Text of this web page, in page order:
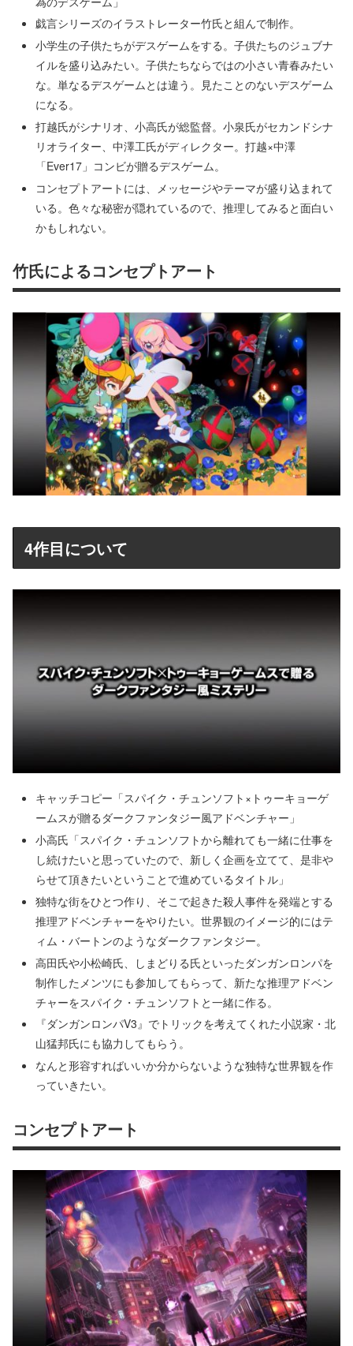
戯言シリーズのイラストレーター竹氏と組んで制作。
小学生の子供たちがデスゲームをする。子供たちのジュブナ
イルを盛り込みたい。子供たちならではの小さい青春みたい
な。単なるデスゲームとは違う。見たことのないデスゲーム
になる。
打越氏がシナリオ、小高氏が総監督。小泉氏がセカンドシナ
リオライター、中澤工氏がディレクター。打越×中澤
「Ever17」コンビが贈るデスゲーム。
コンセプトアートには、メッセージやテーマが盛り込まれて
いる。色々な秘密が隠れているので、推理してみると面白い
かもしれない。
竹氏によるコンセプトアート
4作目について
キャッチコピー「スパイク・チュンソフト×トゥーキョーゲ
ームスが贈るダークファンタジー風アドベンチャー」
小高氏「スパイク・チュンソフトから離れても一緒に仕事を
し続けたいと思っていたので、新しく企画を立てて、是非や
らせて頂きたいということで進めているタイトル」
独特な街をひとつ作り、そこで起きた殺人事件を発端とする
推理アドベンチャーをやりたい。世界観のイメージ的にはテ
ィム・バートンのようなダークファンタジー。
高田氏や小松崎氏、しまどりる氏といったダンガンロンパを
制作したメンツにも参加してもらって、新たな推理アドベン
チャーをスパイク・チュンソフトと一緒に作る。
『ダンガンロンパV3』でトリックを考えてくれた小説家・北
山猛邦氏にも協力してもらう。
なんと形容すればいいか分からないような独特な世界観を作
っていきたい。
コンセプトアート